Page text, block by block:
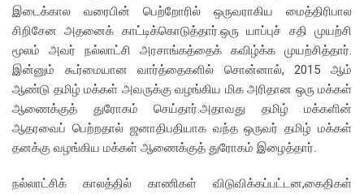
இடைக்கால வரைபின் பெற்றோரில் ஒருவராகிய மைத்திரிபால
சிறிசேன அதனைக் காட்டிக்கொடுத்தார்.ஒரு யாப்புச் சதி முயற்சி
மூலம் அவர் நல்லாட்சி அரசாங்கத்தைக் கவிழ்க்க முயற்சித்தார்.
இன்னும் கூர்மையான வார்த்தைகளில் சொன்னால், 2015 ஆம்
ஆண்டு தமிழ் மக்கள் அவருக்கு வழங்கிய மிக அரிதான ஒரு மக்கள்
ஆணைக்குத் துரோகம் செய்தார்.அதாவது தமிழ் மக்களின்
ஆதரவைப் பெற்றதால் ஜனாதிபதியாக வந்த ஒருவர் தமிழ் மக்கள்
தனக்கு வழங்கிய மக்கள் ஆணைக்குத் துரோகம் இழைத்தார்.
நல்லாட்சிக் காலத்தில் காணிகள் விடுவிக்கப்பட்டன,கைதிகள்